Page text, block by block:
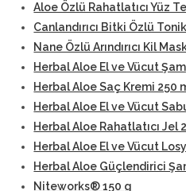
Aloe Özlü Rahatlatıcı Yüz
Canlandırıcı Bitki Özlü
Nane Özlü Arındırıcı Kil
Herbal Aloe El ve Vücut
Herbal Aloe Saç Kremi 250
Herbal Aloe El ve Vücut
Herbal Aloe Rahatlatıcı Jel
Herbal Aloe El ve Vücut
Herbal Aloe Güçlendirici
Niteworks® 150 g